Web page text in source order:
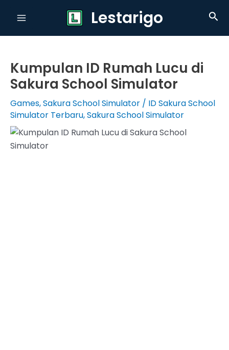
Lestarigo
Kumpulan ID Rumah Lucu di
Sakura School Simulator
Games,Sakura School Simulator / ID Sakura School
Simulator Terbaru,Sakura School Simulator